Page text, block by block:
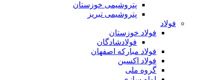
پتروشیمی خوزستان
پتروشیمی تبریز
فولاد
فولاد خوزستان
فولادشادگان
فولاد مبارکه اصفهان
فولاد اکسین
گروه ملی